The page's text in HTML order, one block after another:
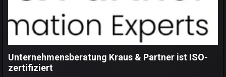
Unternehmensberatung Kraus & Partner ist ISO-
zertifiziert